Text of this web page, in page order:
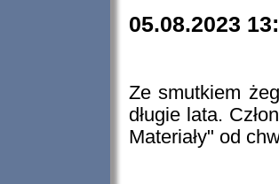
05.08.2023
Ze smutkiem
długie lata.
Materiały" od